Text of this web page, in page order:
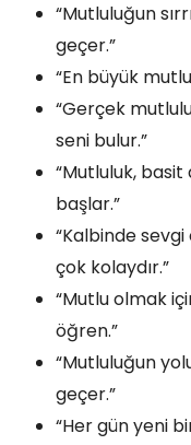
“Mutluluğun
geçer.”
“En büyük
“Gerçek
seni bulur.”
“Mutluluk,
başlar.”
“Kalbinde
çok kolaydır.”
“Mutlu olmak
öğren.”
“Mutluluğun
geçer.”
“Her gün yeni